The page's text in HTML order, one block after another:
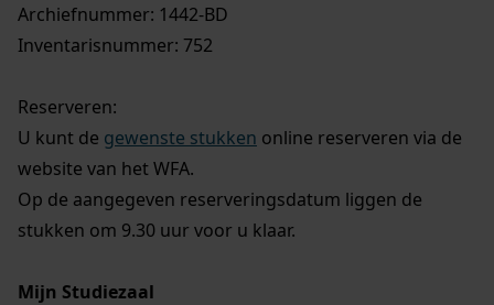
Archiefnummer: 1442-BD
Inventarisnummer: 752
Reserveren:
U kunt de gewenste stukken online reserveren via de
website van het WFA.
Op de aangegeven reserveringsdatum liggen de
stukken om 9.30 uur voor u klaar.
Mijn Studiezaal